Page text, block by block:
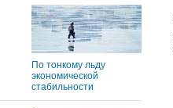
По тонкому льду
экономической
стабильности